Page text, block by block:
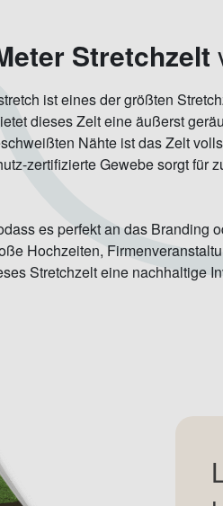
Stretchzelt
ist eines der größten
dieses Zelt eine äußerst
Nähte ist das Zelt
zertifizierte Gewebe sorgt für
es perfekt an das Branding
Hochzeiten,
Stretchzelt eine nachhaltige